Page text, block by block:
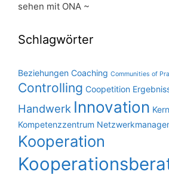
sehen mit ONA ~
Schlagwörter
Beziehungen Coaching Communities of
Controlling Coopetition
Handwerk Innovation
Kompetenzzentrum
Kooperation